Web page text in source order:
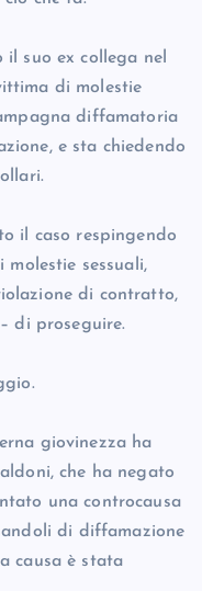
suo ex collega nel
di molestie
diffamatoria
e sta chiedendo
il caso respingendo
molestie sessuali,
di contratto,
di proseguire.
giovinezza ha
che ha negato
una controcausa
di diffamazione
causa è stata